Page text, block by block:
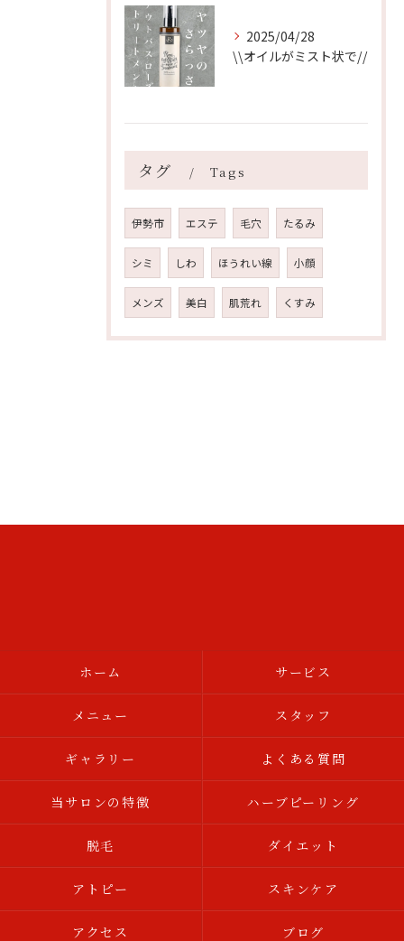
2025/04/28
\\オイルがミスト状で//
タグ Tags
伊勢市 エステ 毛穴 たるみ
シミ しわ ほうれい線 小顔
メンズ 美白 肌荒れ くすみ
ホーム サービス
メニュー スタッフ
ギャラリー よくある質問
当サロンの特徴 ハーブピーリング
脱毛 ダイエット
アトピー スキンケア
アクセス ブログ